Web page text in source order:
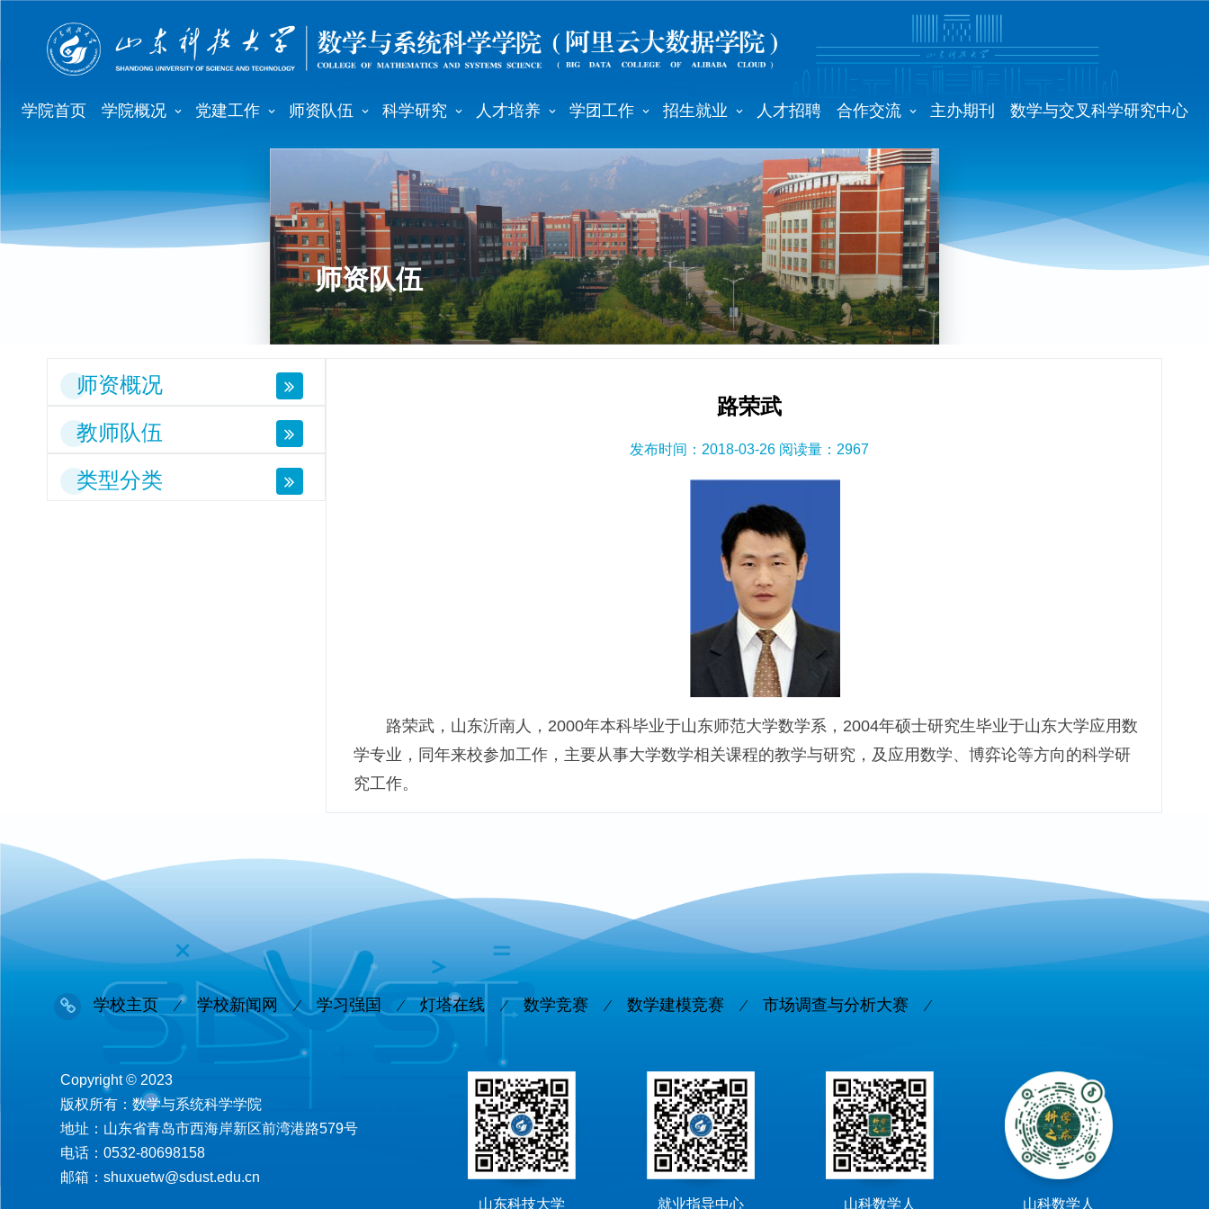
学院首页 学院概况 党建工作 师资队伍 科学研究 人才培养 学团工作 招生就业 人才招聘 合作交流 主办期刊 数学与交叉科学研究中心
师资队伍
师资概况
教师队伍
类型分类
路荣武
发布时间：2018-03-26 阅读量： 2967
路荣武，山东沂南人，2000年本科毕业于山东师范大学数学系，2004年硕士研究生毕业于山东大学应用数
学专业，同年来校参加工作，主要从事大学数学相关课程的教学与研究，及应用数学、博弈论等方向的科学研
究工作。
学校主页 学校新闻网 学习强国 灯塔在线 数学竞赛 数学建模竞赛 市场调查与分析大赛
Copyright © 2023
版权所有：数学与系统科学学院
地址：山东省青岛市西海岸新区前湾港路579号
电话：0532-80698158
邮箱：shuxuetw@sdust.edu.cn
山东科技大学
就业指导中心 山科数学人 山科数学人